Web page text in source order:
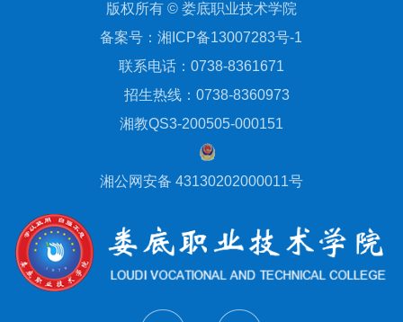
版权所有 © 娄底职业技术学院
备案号：湘ICP备13007283号-1
联系电话：0738-8361671
招生热线：0738-8360973
湘教QS3-200505-000151
湘公网安备 43130202000011号